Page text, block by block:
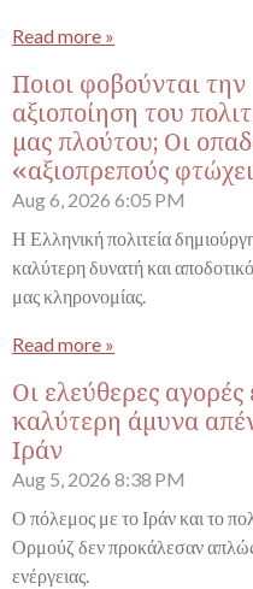
Read more »
Ποιοι φοβούνται την
αξιοποίηση του
μας πλούτου; Οι
«αξιοπρεπούς
Aug 6, 2026 6:05 PM
Η Ελληνική πολιτεία
καλύτερη δυνατή και
μας κληρονομίας.
Read more »
Οι ελεύθερες αγορές
καλύτερη άμυνα
Ιράν
Aug 5, 2026 8:38 PM
Ο πόλεμος με το Ιράν και το
Ορμούζ δεν προκάλεσαν
ενέργειας.